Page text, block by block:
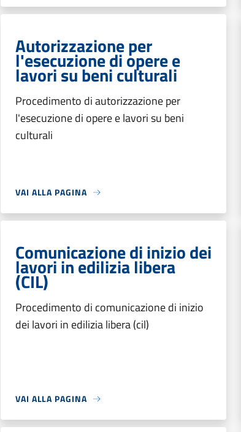
Autorizzazione per
l'esecuzione di opere e
lavori su beni culturali
Procedimento di autorizzazione per
l'esecuzione di opere e lavori su beni
culturali
VAI ALLA PAGINA
Comunicazione di inizio dei
lavori in edilizia libera
(CIL)
Procedimento di comunicazione di inizio
dei lavori in edilizia libera (cil)
VAI ALLA PAGINA